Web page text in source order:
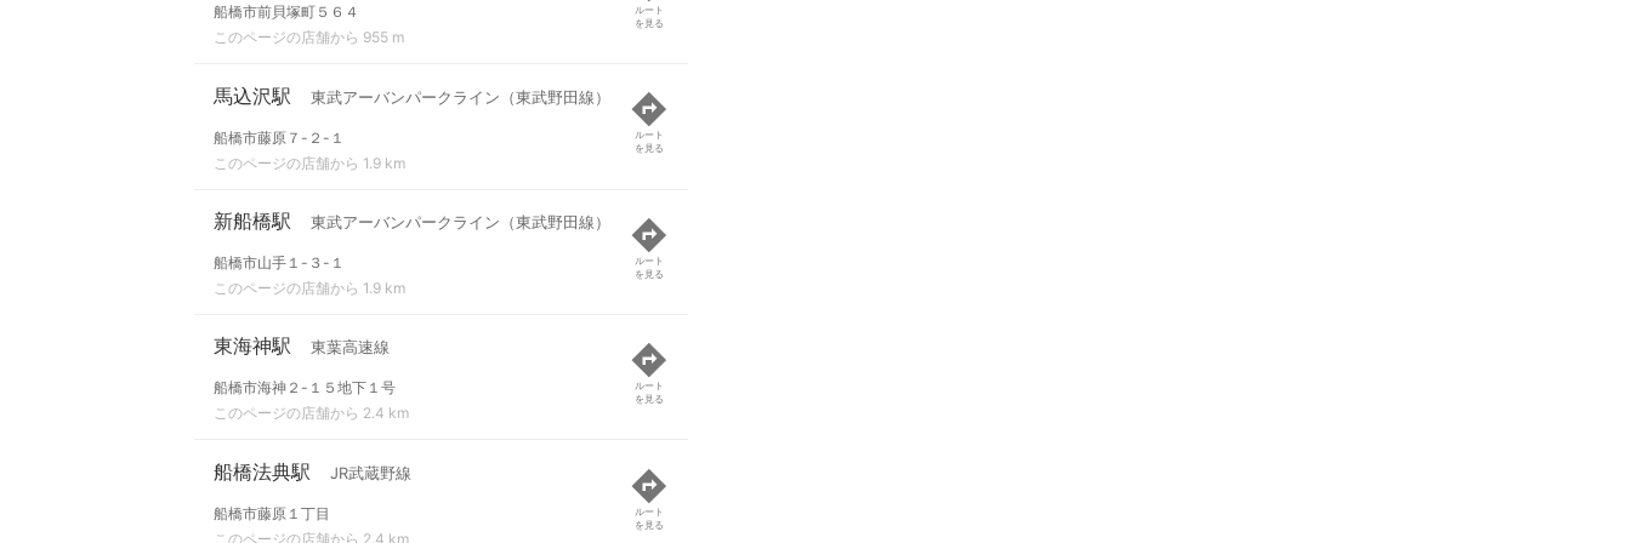
船橋市前貝塚町５６４
このページの店舗から 955 m
ルート
を見る
馬込沢駅 東武アーバンパークライン（東武野田線）
船橋市藤原７-２-１
このページの店舗から 1.9 km
ルート
を見る
新船橋駅 東武アーバンパークライン（東武野田線）
船橋市山手１-３-１
このページの店舗から 1.9 km
ルート
を見る
東海神駅 東葉高速線
船橋市海神２-１５地下１号
このページの店舗から 2.4 km
ルート
を見る
船橋法典駅 JR武蔵野線
船橋市藤原１丁目
このページの店舗から 2.4 km
ルート
を見る